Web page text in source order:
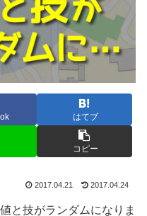
はてブ
コピー
2017.04.21 2017.04.24
と技がランダムになりま